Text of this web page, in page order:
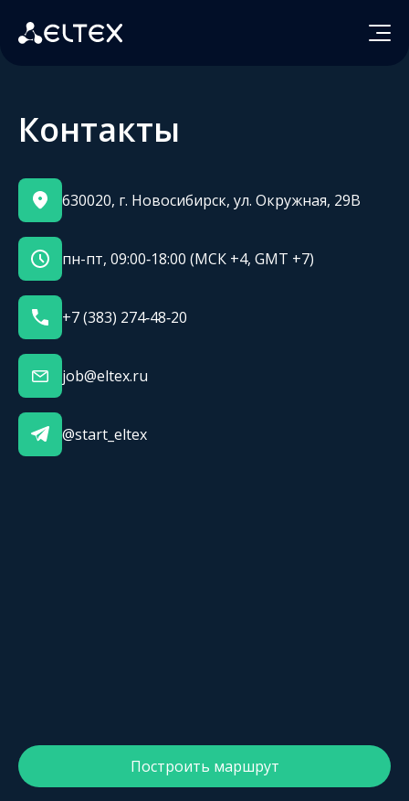
Контакты
630020, г. Новосибирск, ул. Окружная, 29В
пн-пт, 09:00‑18:00 (МСК +4, GMT +7)
+7 (383) 274‑48‑20
job@eltex.ru
@start_eltex
Построить маршрут